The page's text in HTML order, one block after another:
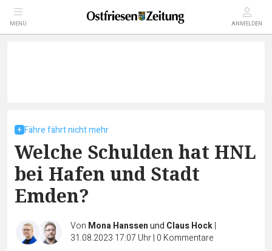
MENÜ ANMELDEN
Fähre fährt nicht mehr
Welche Schulden hat HNL
bei Hafen und Stadt
Emden?
Von Mona Hanssenund Claus Hock|
31.08.2023 17:07 Uhr| 0 Kommentare